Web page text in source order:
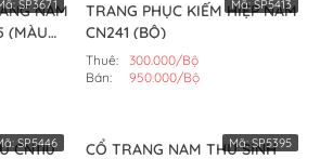
NAM
(MÀU
SP3671
TRANG PHỤC KIẾM HIỆP NAM
CN241 (BỘ)
Thuê:
300.000/Bộ
Bán:
950.000/Bộ
Mã:SP5413
CN110
SP5446
CỔ TRANG NAM THƯ SINH
Mã:SP5395